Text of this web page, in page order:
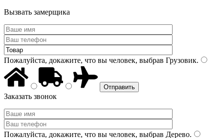
Вызвать замерщика
Пожалуйста, докажите, что вы человек, выбрав Грузовик.
Заказать звонок
Пожалуйста, докажите, что вы человек, выбрав Дерево.